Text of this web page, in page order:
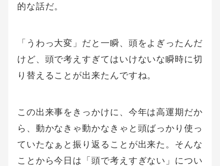
的な話だ。
「うわっ大変」だと一瞬、頭をよぎったんだ
けど、頭で考えすぎてはいけないな瞬時に切
り替えることが出来たんですね。
この出来事をきっかけに、今年は高運期だか
ら、動かなきゃ動かなきゃと頭ばっかり使っ
ていたなぁと振り返ることが出来た。そんな
ことから今日は「頭で考えすぎない」につい